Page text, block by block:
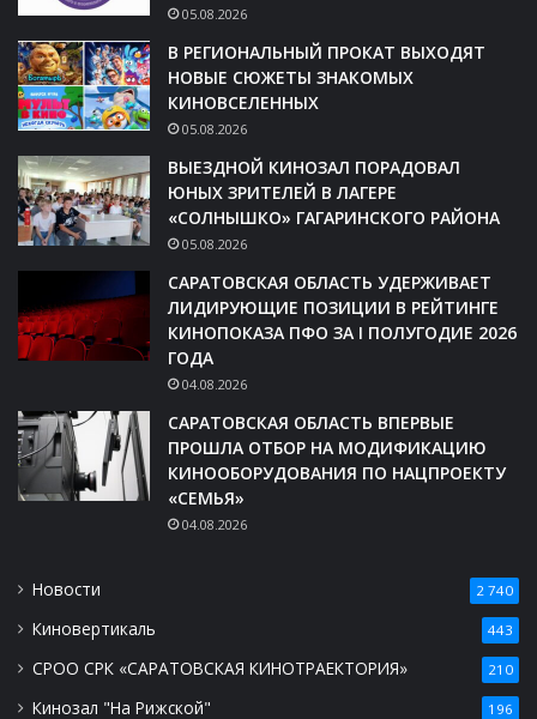
05.08.2026
В РЕГИОНАЛЬНЫЙ ПРОКАТ ВЫХОДЯТ
НОВЫЕ СЮЖЕТЫ ЗНАКОМЫХ
КИНОВСЕЛЕННЫХ
05.08.2026
ВЫЕЗДНОЙ КИНОЗАЛ ПОРАДОВАЛ
ЮНЫХ ЗРИТЕЛЕЙ В ЛАГЕРЕ
«СОЛНЫШКО» ГАГАРИНСКОГО РАЙОНА
05.08.2026
САРАТОВСКАЯ ОБЛАСТЬ УДЕРЖИВАЕТ
ЛИДИРУЮЩИЕ ПОЗИЦИИ В РЕЙТИНГЕ
КИНОПОКАЗА ПФО ЗА I ПОЛУГОДИЕ 2026
ГОДА
04.08.2026
САРАТОВСКАЯ ОБЛАСТЬ ВПЕРВЫЕ
ПРОШЛА ОТБОР НА МОДИФИКАЦИЮ
КИНООБОРУДОВАНИЯ ПО НАЦПРОЕКТУ
«СЕМЬЯ»
04.08.2026
Новости 2 740
Киновертикаль 443
СРОО СРК «САРАТОВСКАЯ КИНОТРАЕКТОРИЯ» 210
Кинозал "На Рижской" 196